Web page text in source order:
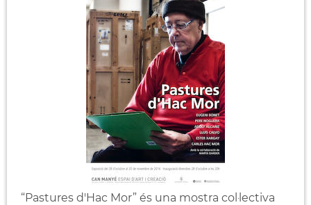
“Pastures d'Hac Mor” és una mostra col·lectiva